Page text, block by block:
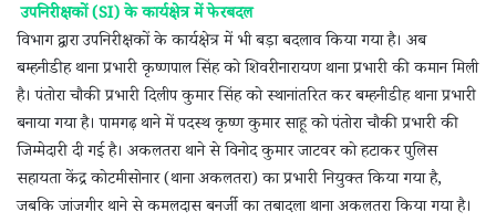
उपनिरीक्षकों (SI) के कार्यक्षेत्र में फेरबदल
विभाग द्वारा उपनिरीक्षकों के कार्यक्षेत्र में भी बड़ा बदलाव किया गया है। अब
बम्हनीडीह थाना प्रभारी कृष्णपाल सिंह को शिवरीनारायण थाना प्रभारी की कमान मिली
है। पंतोरा चौकी प्रभारी दिलीप कुमार सिंह को स्थानांतरित कर बम्हनीडीह थाना प्रभारी
बनाया गया है। पामगढ़ थाने में पदस्थ कृष्ण कुमार साहू को पंतोरा चौकी प्रभारी की
जिम्मेदारी दी गई है। अकलतरा थाने से विनोद कुमार जाटवर को हटाकर पुलिस
सहायता केंद्र कोटमीसोनार (थाना अकलतरा) का प्रभारी नियुक्त किया गया है,
जबकि जांजगीर थाने से कमलदास बनर्जी का तबादला थाना अकलतरा किया गया है।